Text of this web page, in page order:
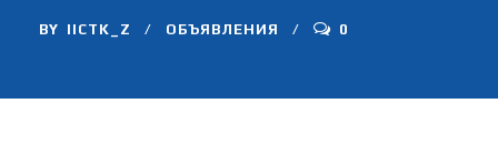
BY IICTK_Z ОБЪЯВЛЕНИЯ 0